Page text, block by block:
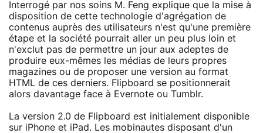
Interrogé par nos soins M. Feng explique que la mise à
disposition de cette technologie d'agrégation de
contenus auprès des utilisateurs n'est qu'une première
étape et la société pourrait aller un peu plus loin et
n'exclut pas de permettre un jour aux adeptes de
produire eux-mêmes les médias de leurs propres
magazines ou de proposer une version au format
HTML de ces derniers. Flipboard se positionnerait
alors davantage face à Evernote ou Tumblr.
La version 2.0 de Flipboard est initialement disponible
sur iPhone et iPad. Les mobinautes disposant d'un